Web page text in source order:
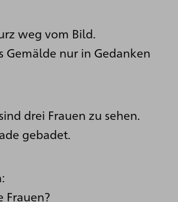
weg vom Bild.
Gemälde nur in Gedanken
drei Frauen zu sehen.
gebadet.
Frauen?